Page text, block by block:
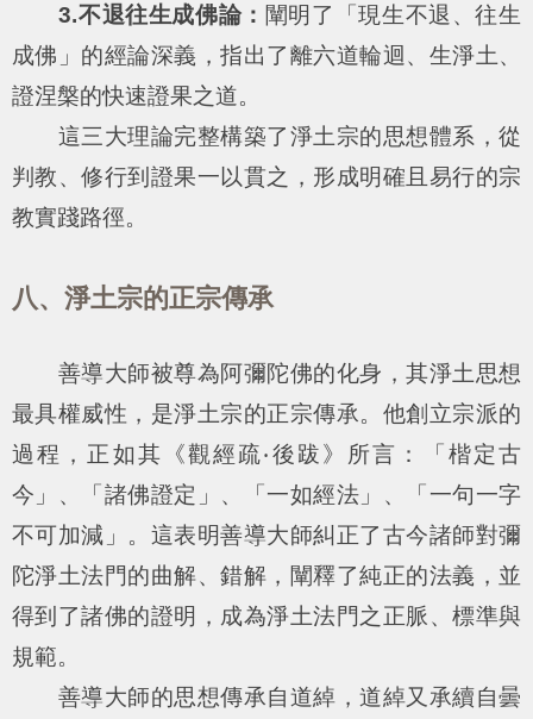
3.不退往生成佛論： 闡明了「現生不退、往生
成佛」的經論深義，指出了離六道輪迴、生淨土、
證涅槃的快速證果之道。
這三大理論完整構築了淨土宗的思想體系，從
判教、修行到證果一以貫之，形成明確且易行的宗
教實踐路徑。
八、淨土宗的正宗傳承
善導大師被尊為阿彌陀佛的化身，其淨土思想
最具權威性，是淨土宗的正宗傳承。他創立宗派的
過程，正如其《觀經疏‧後跋》所言：「楷定古
今」、「諸佛證定」、「一如經法」、「一句一字
不可加減」。這表明善導大師糾正了古今諸師對彌
陀淨土法門的曲解、錯解，闡釋了純正的法義，並
得到了諸佛的證明，成為淨土法門之正脈、標準與
規範。
善導大師的思想傳承自道綽，道綽又承續自曇